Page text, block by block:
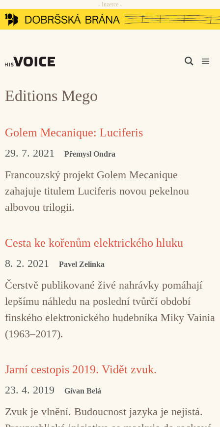
Přeskočit
na
- Inzerce -
Editions Mego
Golem Mecanique: Luciferis
29. 7. 2021 Přemysl Ondra
Francouzský projekt Golem Mecanique
zahajuje titulem Luciferis novou pekelnou
albovou trilogii.
Cesta ke kořenům elektrického hluku
8. 2. 2021 Pavel Zelinka
Čerstvě publikované živé nahrávky pomáhají
lepšímu náhledu na poslední tvůrčí období
finského elektronického hudebníka Miky Vainia
(1963–2017).
Jarní cestopis 2019. Vidět zvuk.
23. 4. 2019 Gívan Belá
Zvuk je vlnění. Budoucnost jazyka je nejistá.